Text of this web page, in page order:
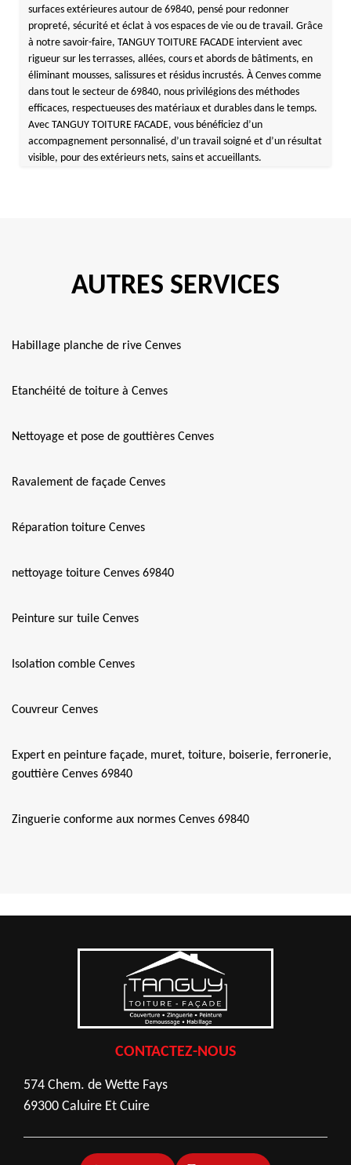
surfaces extérieures autour de 69840, pensé pour redonner
propreté, sécurité et éclat à vos espaces de vie ou de travail. Grâce
à notre savoir-faire, TANGUY TOITURE FACADE intervient avec
rigueur sur les terrasses, allées, cours et abords de bâtiments, en
éliminant mousses, salissures et résidus incrustés. À Cenves comme
dans tout le secteur de 69840, nous privilégions des méthodes
efficaces, respectueuses des matériaux et durables dans le temps.
Avec TANGUY TOITURE FACADE, vous bénéficiez d’un
accompagnement personnalisé, d’un travail soigné et d’un résultat
visible, pour des extérieurs nets, sains et accueillants.
AUTRES SERVICES
Habillage planche de rive Cenves
Etanchéité de toiture à Cenves
Nettoyage et pose de gouttières Cenves
Ravalement de façade Cenves
Réparation toiture Cenves
nettoyage toiture Cenves 69840
Peinture sur tuile Cenves
Isolation comble Cenves
Couvreur Cenves
Expert en peinture façade, muret, toiture, boiserie, ferronerie,
gouttière Cenves 69840
Zinguerie conforme aux normes Cenves 69840
CONTACTEZ-NOUS
574 Chem. de Wette Fays
69300 Caluire Et Cuire